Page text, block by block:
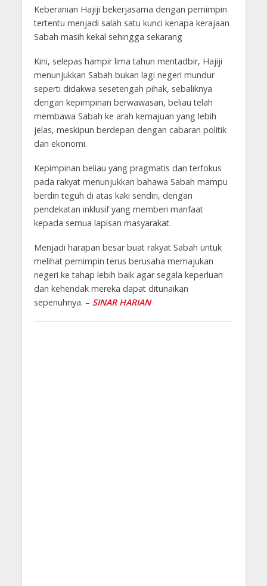
Keberanian Hajiji bekerjasama dengan pemimpin
tertentu menjadi salah satu kunci kenapa kerajaan
Sabah masih kekal sehingga sekarang
Kini, selepas hampir lima tahun mentadbir, Hajiji
menunjukkan Sabah bukan lagi negeri mundur
seperti didakwa sesetengah pihak, sebaliknya
dengan kepimpinan berwawasan, beliau telah
membawa Sabah ke arah kemajuan yang lebih
jelas, meskipun berdepan dengan cabaran politik
dan ekonomi.
Kepimpinan beliau yang pragmatis dan terfokus
pada rakyat menunjukkan bahawa Sabah mampu
berdiri teguh di atas kaki sendiri, dengan
pendekatan inklusif yang memberi manfaat
kepada semua lapisan masyarakat.
Menjadi harapan besar buat rakyat Sabah untuk
melihat pemimpin terus berusaha memajukan
negeri ke tahap lebih baik agar segala keperluan
dan kehendak mereka dapat ditunaikan
sepenuhnya. – SINAR HARIAN